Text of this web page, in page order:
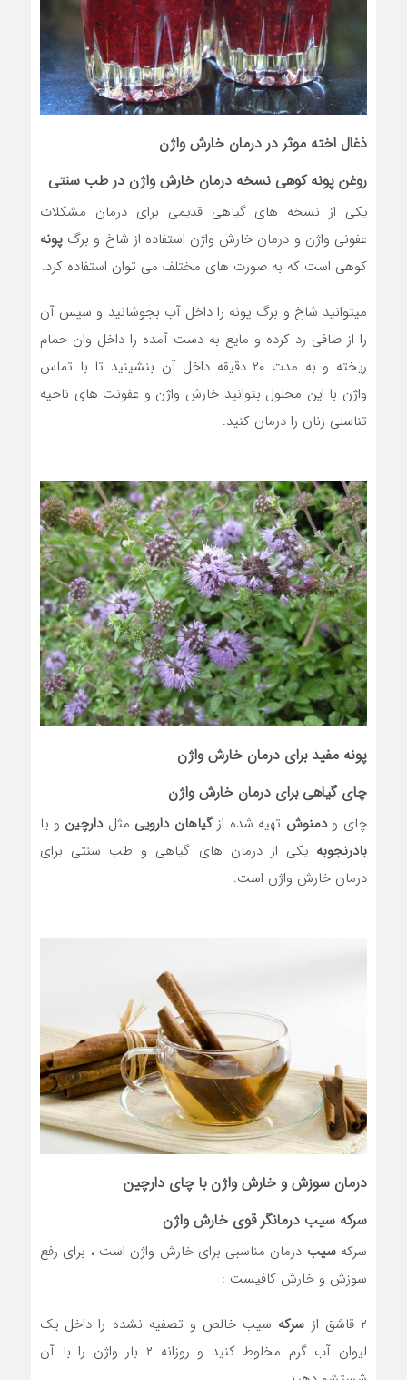
ذغال اخته موثر در درمان خارش واژن
روغن پونهکوهی نسخه درمان خارش واژن در طب سنتی
یکی از نسخه های گیاهی قدیمی برای درمان مشکلات
عفونی واژن و درمان خارش واژن استفاده از شاخ و برگ پونه
کوهی است که به صورت های مختلف می توان استفاده کرد.
میتوانید شاخ و برگ پونه را داخل آب بجوشانید و سپس آن
را از صافی رد کرده و مایع به دست آمده را داخل وان حمام
ریخته و به مدت ۲۰ دقیقه داخل آن بنشینید تا با تماس
واژن با این محلول بتوانید خارش واژن و عفونت های ناحیه
تناسلی زنان را درمان کنید.
پونه مفید برای درمان خارش واژن
چای گیاهی برای درمان خارش واژن
چای ودمنوش تهیه شده ازگیاهان دارویی مثلدارچین و یا
بادرنجوبه یکی از درمان های گیاهی و طب سنتی برای
درمان خارش واژن است.
درمان سوزش و خارش واژن با چای دارچین
سرکه سیب درمانگر قوی خارش واژن
سرکهسیب درمان مناسبی برای خارش واژن است ، برای رفع
سوزش و خارش کافیست :
۲ قاشق از سرکه سیب خالص و تصفیه نشده را داخل یک
لیوان آب گرم مخلوط کنید و روزانه ۲ بار واژن را با آن